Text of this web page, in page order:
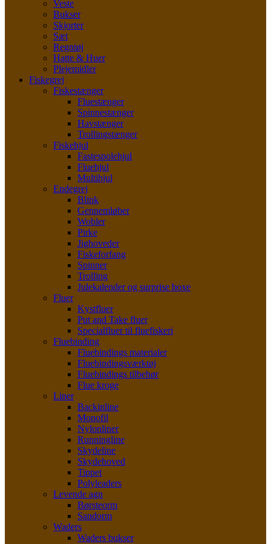
Veste
Bukser
Skjorter
Sæt
Regntøj
Hatte & Huer
Plejemidler
Fiskegrej
Fiskestænger
Fluestænger
Spinnestænger
Havstænger
Trollingstænger
Fiskehjul
Fastespolehjul
Fluehjul
Multihjul
Endegrej
Blink
Gennemløber
Wobler
Pirke
Jighoveder
Fiskeforfang
Spinner
Trolling
Julekalender og surprise boxe
Fluer
Kystfluer
Put and Take fluer
Specialfluer til fluefiskeri
Fluebinding
Fluebindings materialer
Fluebindingsværktøj
Fluebindings tilbehør
Flue kroge
Liner
Backinline
Monofil
Nylonliner
Runningline
Skydeline
Skydehoved
Tippet
Polyleaders
Levende agn
Børsteorm
Sandorm
Waders
Waders bukser